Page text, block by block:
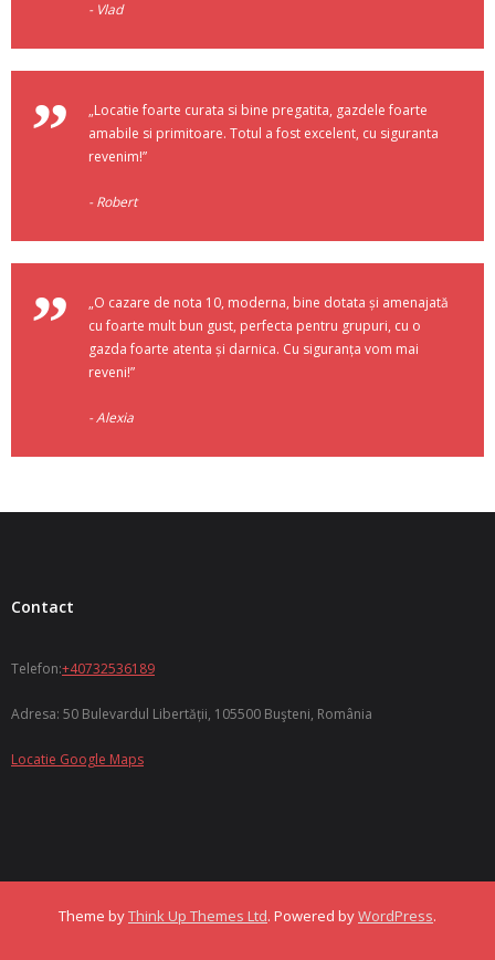
Vlad
„Locatie foarte curata si bine pregatita, gazdele foarte
amabile si primitoare. Totul a fost excelent, cu siguranta
revenim!”
Robert
„O cazare de nota 10, moderna, bine dotata și amenajată
cu foarte mult bun gust, perfecta pentru grupuri, cu o
gazda foarte atenta și darnica. Cu siguranța vom mai
reveni!”
Alexia
Contact
Telefon:+40732536189
Adresa: 50 Bulevardul Libertății, 105500 Buşteni, România
Locatie Google Maps
Theme byThink Up Themes Ltd. Powered byWordPress.